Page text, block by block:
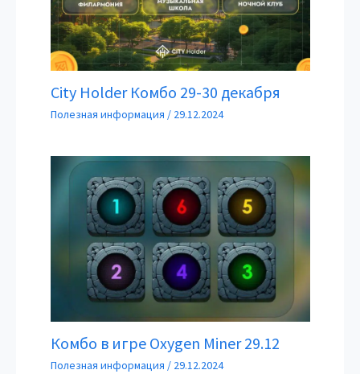
City Holder Комбо 29-30 декабря
Полезная информация / 29.12.2024
Комбо в игре Oxygen Miner 29.12
Полезная информация / 29.12.2024